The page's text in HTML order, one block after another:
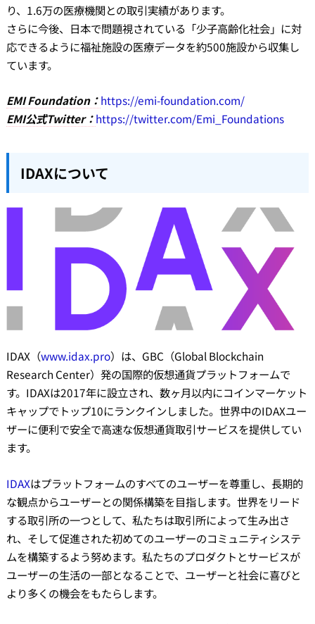
り、1.6万の医療機関との取引実績があります。
さらに今後、日本で問題視されている「少子高齢化社会」に対
応できるように福祉施設の医療データを約500施設から収集し
ています。
EMI Foundation：https://emi-foundation.com/
EMI公式Twitter：https://twitter.com/Emi_Foundations
IDAXについて
IDAX（www.idax.pro）は、GBC（Global Blockchain
Research Center）発の国際的仮想通貨プラットフォームで
す。IDAXは2017年に設立され、数ヶ月以内にコインマーケット
キャップでトップ10にランクインしました。世界中のIDAXユー
ザーに便利で安全で高速な仮想通貨取引サービスを提供してい
ます。
IDAXはプラットフォームのすべてのユーザーを尊重し、長期的
な観点からユーザーとの関係構築を目指します。世界をリード
する取引所の一つとして、私たちは取引所によって生み出さ
れ、そして促進された初めてのユーザーのコミュニティシステ
ムを構築するよう努めます。私たちのプロダクトとサービスが
ユーザーの生活の一部となることで、ユーザーと社会に喜びと
より多くの機会をもたらします。